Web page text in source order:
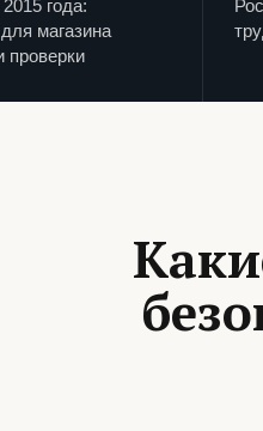
года:
магазина
проверки